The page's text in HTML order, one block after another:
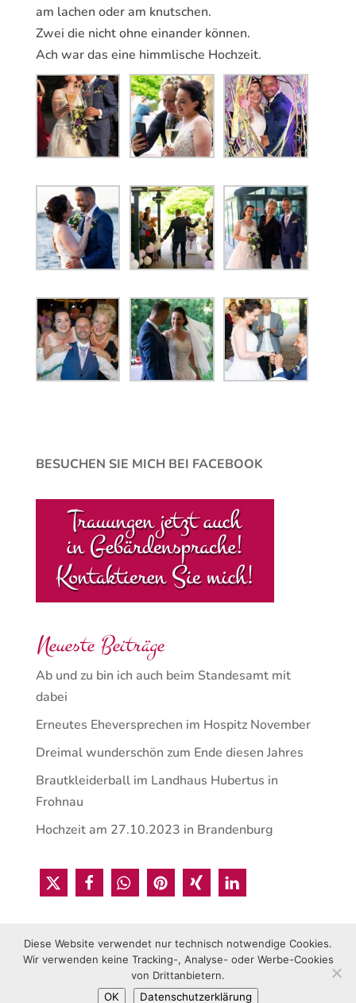
am lachen oder am knutschen.
Zwei die nicht ohne einander können.
Ach war das eine himmlische Hochzeit.
BESUCHEN SIE MICH BEI FACEBOOK
Neueste Beiträge
Ab und zu bin ich auch beim Standesamt mit
dabei
Erneutes Eheversprechen im Hospitz November
Dreimal wunderschön zum Ende diesen Jahres
Brautkleiderball im Landhaus Hubertus in
Frohnau
Hochzeit am 27.10.2023 in Brandenburg
© 2021 Sabrina Rucks • Gestaltet von Vica Media Berlin
Diese Website verwendet nur technisch notwendige Cookies.
Wir verwenden keine Tracking-, Analyse- oder Werbe-Cookies
von Drittanbietern.
OK
Datenschutzerklärung